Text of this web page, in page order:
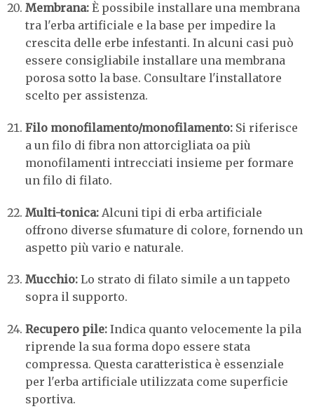
Membrana:È possibile installare una membrana
tra l'erba artificiale e la base per impedire la
crescita delle erbe infestanti. In alcuni casi può
essere consigliabile installare una membrana
porosa sotto la base. Consultare l'installatore
scelto per assistenza.
Filo monofilamento/monofilamento:Si riferisce
a un filo di fibra non attorcigliata oa più
monofilamenti intrecciati insieme per formare
un filo di filato.
Multi-tonica:Alcuni tipi di erba artificiale
offrono diverse sfumature di colore, fornendo un
aspetto più vario e naturale.
Mucchio:Lo strato di filato simile a un tappeto
sopra il supporto.
Recupero pile:Indica quanto velocemente la pila
riprende la sua forma dopo essere stata
compressa. Questa caratteristica è essenziale
per l'erba artificiale utilizzata come superficie
sportiva.